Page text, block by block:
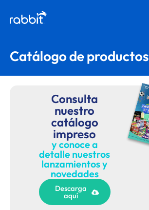
Catálogo de productos
Consulta
nuestro
catálogo
impreso
y conoce a
detalle nuestros
lanzamientos y
novedades
Descarga
aquí